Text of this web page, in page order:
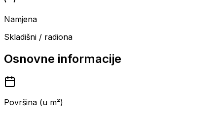
Namjena
Skladišni / radiona
Osnovne informacije
Površina (u m²)